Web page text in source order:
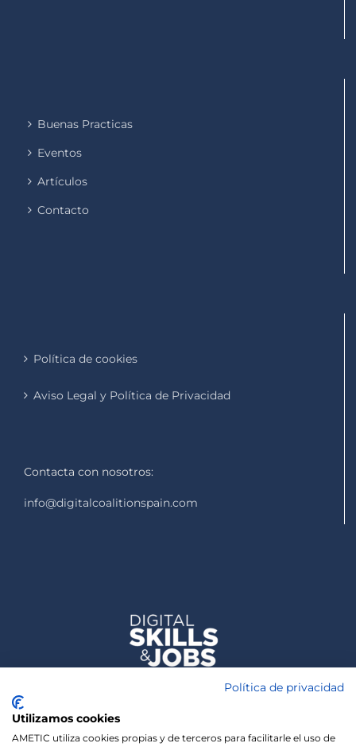
Buenas Practicas
Eventos
Artículos
Contacto
Política de cookies
Aviso Legal y Política de Privacidad
Contacta con nosotros:
info@digitalcoalitionspain.com
Política de privacidad
Utilizamos cookies
AMETIC utiliza cookies propias y de terceros para facilitarle el uso de